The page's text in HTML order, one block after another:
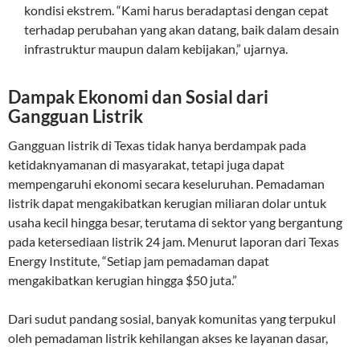
kondisi ekstrem. “Kami harus beradaptasi dengan cepat
terhadap perubahan yang akan datang, baik dalam desain
infrastruktur maupun dalam kebijakan,” ujarnya.
Dampak Ekonomi dan Sosial dari
Gangguan Listrik
Gangguan listrik di Texas tidak hanya berdampak pada
ketidaknyamanan di masyarakat, tetapi juga dapat
mempengaruhi ekonomi secara keseluruhan. Pemadaman
listrik dapat mengakibatkan kerugian miliaran dolar untuk
usaha kecil hingga besar, terutama di sektor yang bergantung
pada ketersediaan listrik 24 jam. Menurut laporan dari Texas
Energy Institute, “Setiap jam pemadaman dapat
mengakibatkan kerugian hingga $50 juta.”
Dari sudut pandang sosial, banyak komunitas yang terpukul
oleh pemadaman listrik kehilangan akses ke layanan dasar,